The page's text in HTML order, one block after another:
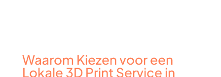
Waarom Kiezen voor een
Lokale 3D Print Service in